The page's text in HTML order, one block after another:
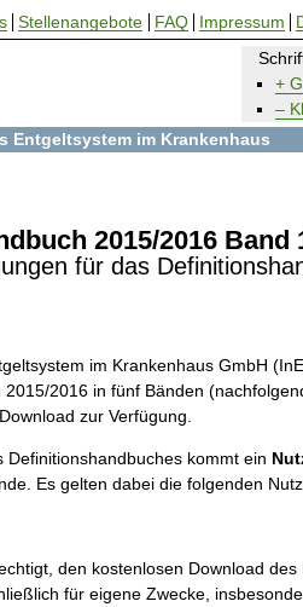
2015/2016 Band
+
–
für das
im Krankenhaus GmbH
2016 in fünf Bänden
zur Verfügung.
Definitionshandbuches kommt ein
Es gelten dabei die folgenden
den kostenlosen Download
für eigene Zwecke,
Entgeltsystem im Krankenhaus
Stellenangebote FAQ Impressum